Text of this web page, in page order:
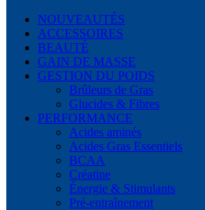
NOUVEAUTÉS
ACCESSOIRES
BEAUTÉ
GAIN DE MASSE
GESTION DU POIDS
Brûleurs de Gras
Glucides & Fibres
PERFORMANCE
Acides aminés
Acides Gras Essentiels
BCAA
Créatine
Énergie & Stimulants
Pré-entraînement